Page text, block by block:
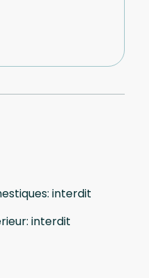
: interdit
: interdit